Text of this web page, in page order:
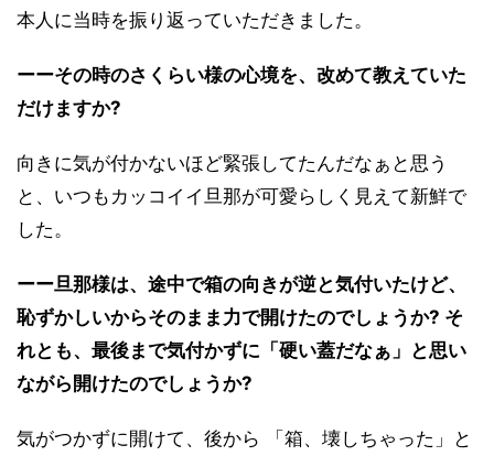
本人に当時を振り返っていただきました。
ーーその時のさくらい様の心境を、改めて教えていた
だけますか?
向きに気が付かないほど緊張してたんだなぁと思う
と、いつもカッコイイ旦那が可愛らしく見えて新鮮で
した。
ーー旦那様は、途中で箱の向きが逆と気付いたけど、
恥ずかしいからそのまま力で開けたのでしょうか? そ
れとも、最後まで気付かずに「硬い蓋だなぁ」と思い
ながら開けたのでしょうか?
気がつかずに開けて、後から 「箱、壊しちゃった」と